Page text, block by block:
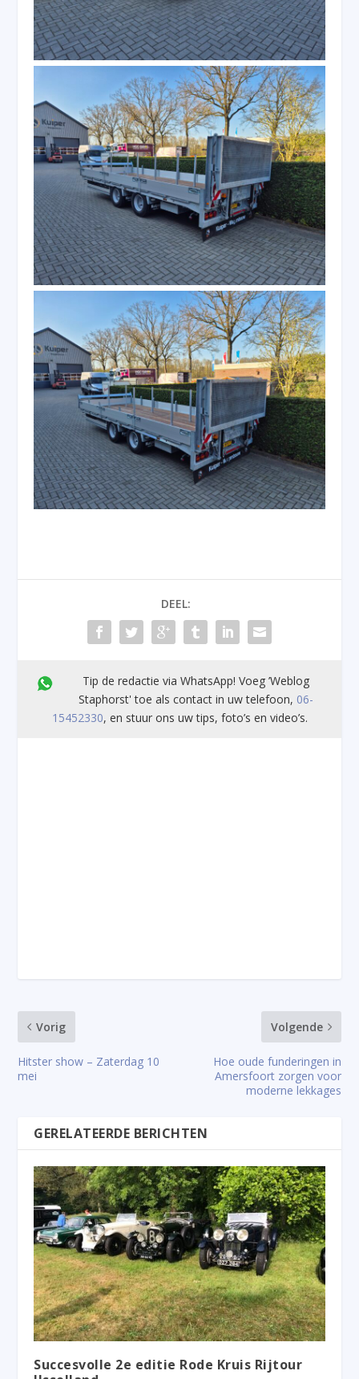
DEEL:
Tip de redactie via WhatsApp! Voeg ’Weblog
Staphorst' toe als contact in uw telefoon, 06-
15452330, en stuur ons uw tips, foto’s en video’s.
Vorig
Hitster show – Zaterdag 10
mei
Volgende
Hoe oude funderingen in
Amersfoort zorgen voor
moderne lekkages
GERELATEERDE BERICHTEN
Succesvolle 2e editie Rode Kruis Rijtour